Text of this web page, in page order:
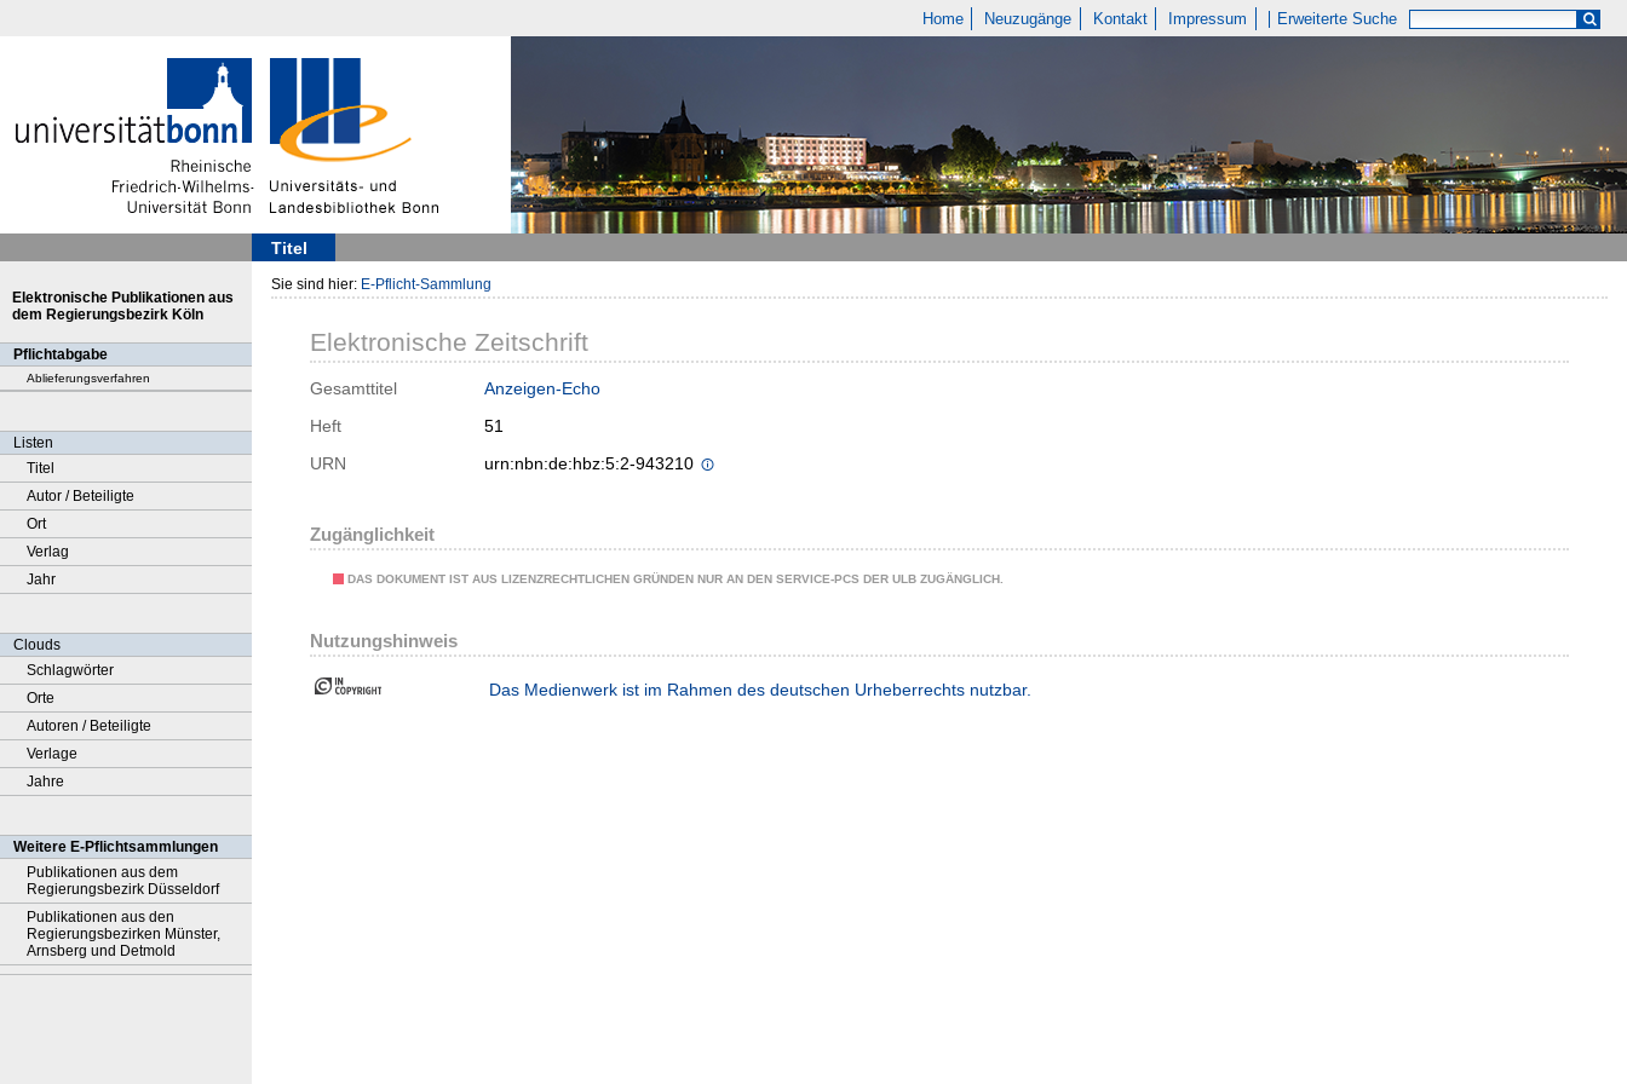
Home Neuzugänge Kontakt Impressum Erweiterte Suche
Titel
Elektronische Publikationen aus
dem Regierungsbezirk Köln
Pflichtabgabe
Ablieferungsverfahren
Listen
Titel
Autor / Beteiligte
Ort
Verlag
Jahr
Clouds
Schlagwörter
Orte
Autoren / Beteiligte
Verlage
Jahre
Weitere E-Pflichtsammlungen
Publikationen aus dem
Regierungsbezirk Düsseldorf
Publikationen aus den
Regierungsbezirken Münster,
Arnsberg und Detmold
Sie sind hier: E-Pflicht-Sammlung
Elektronische Zeitschrift
Gesamttitel
Anzeigen-Echo
Heft
51
URN
urn:nbn:de:hbz:5:2-943210
Zugänglichkeit
DAS DOKUMENT IST AUS LIZENZRECHTLICHEN GRÜNDEN NUR AN DEN SERVICE-PCS DER ULB ZUGÄNGLICH.
Nutzungshinweis
Das Medienwerk ist im Rahmen des deutschen Urheberrechts nutzbar.